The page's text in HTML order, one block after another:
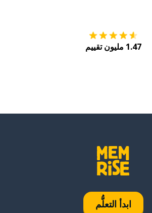
1.47 مليون تقييم
ابدأ التعلُّم